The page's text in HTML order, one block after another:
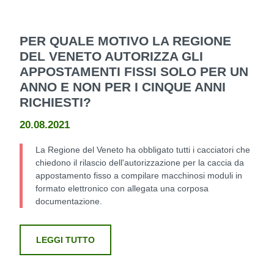
PER QUALE MOTIVO LA REGIONE
DEL VENETO AUTORIZZA GLI
APPOSTAMENTI FISSI SOLO PER UN
ANNO E NON PER I CINQUE ANNI
RICHIESTI?
20.08.2021
La Regione del Veneto ha obbligato tutti i cacciatori che
chiedono il rilascio dell'autorizzazione per la caccia da
appostamento fisso a compilare macchinosi moduli in
formato elettronico con allegata una corposa
documentazione.
LEGGI TUTTO